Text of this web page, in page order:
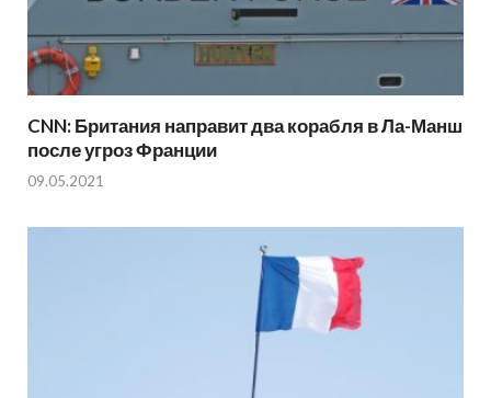
CNN: Британия направит два корабля в Ла-Манш
после угроз Франции
09.05.2021